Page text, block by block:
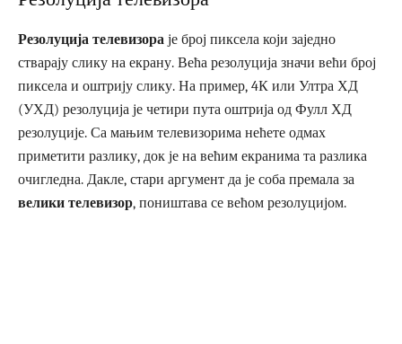
Резолуција телевизора је број пиксела који заједно
стварају слику на екрану. Већа резолуција значи већи број
пиксела и оштрију слику. На пример, 4К или Ултра ХД
(УХД) резолуција је четири пута оштрија од Фулл ХД
резолуције. Са мањим телевизорима нећете одмах
приметити разлику, док је на већим екранима та разлика
очигледна. Дакле, стари аргумент да је соба премала за
велики телевизор, поништава се већом резолуцијом.